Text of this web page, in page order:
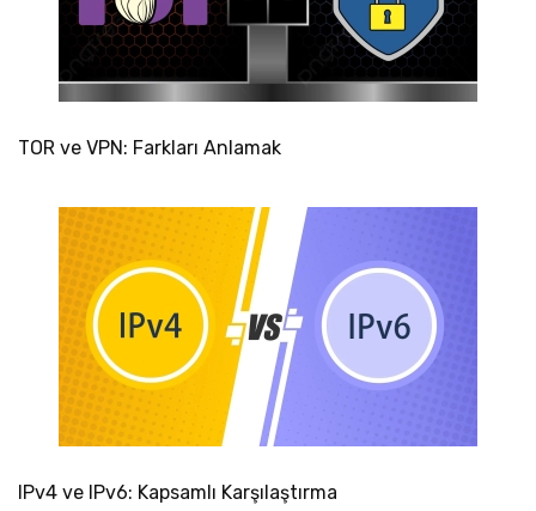
TOR ve VPN: Farkları Anlamak
IPv4 ve IPv6: Kapsamlı Karşılaştırma